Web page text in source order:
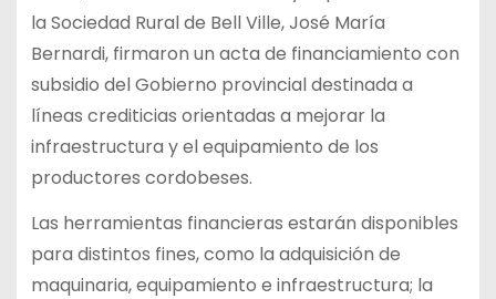
la Sociedad Rural de Bell Ville, José María
Bernardi, firmaron un acta de financiamiento con
subsidio del Gobierno provincial destinada a
líneas crediticias orientadas a mejorar la
infraestructura y el equipamiento de los
productores cordobeses.
Las herramientas financieras estarán disponibles
para distintos fines, como la adquisición de
maquinaria, equipamiento e infraestructura; la